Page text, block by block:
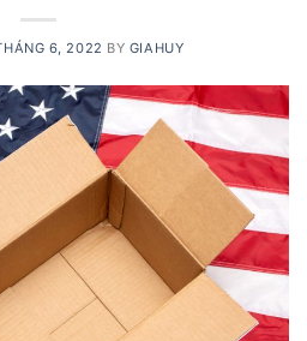
6, 2022 BY GIAHUY